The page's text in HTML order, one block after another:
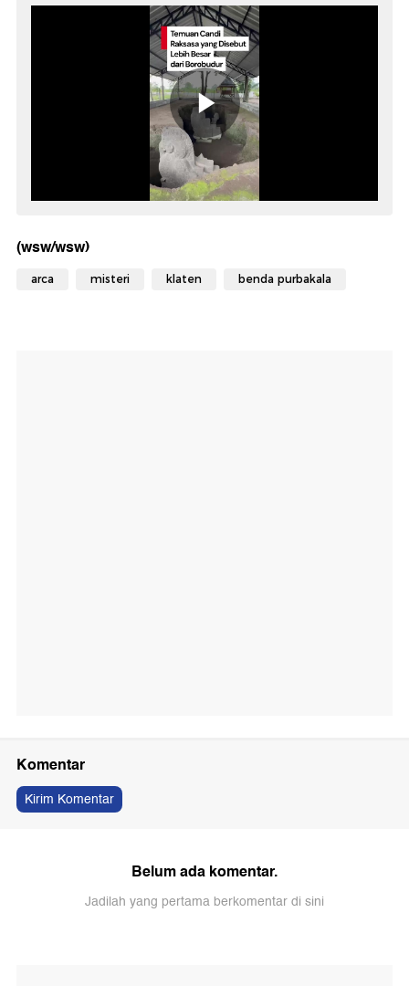
(wsw/wsw)
arca misteri klaten benda purbakala
Komentar
Kirim Komentar
Belum ada komentar.
Jadilah yang pertama berkomentar di sini